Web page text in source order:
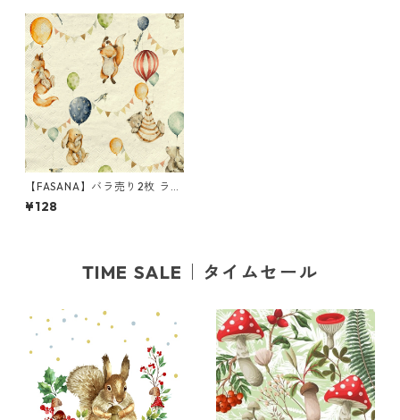
【FASANA】バラ売り2枚 ラン
チサイズ ペーパーナプキン ki
ds party ナチュラル
¥128
TIME SALE｜タイムセール